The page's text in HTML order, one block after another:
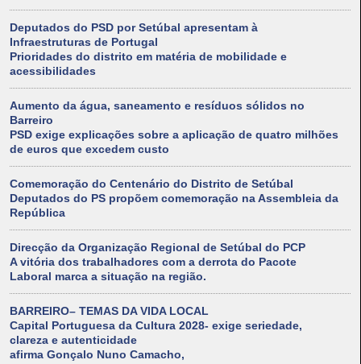
Deputados do PSD por Setúbal apresentam à
Infraestruturas de Portugal
Prioridades do distrito em matéria de mobilidade e
acessibilidades
Aumento da água, saneamento e resíduos sólidos no
Barreiro
PSD exige explicações sobre a aplicação de quatro milhões
de euros que excedem custo
Comemoração do Centenário do Distrito de Setúbal
Deputados do PS propõem comemoração na Assembleia da
República
Direcção da Organização Regional de Setúbal do PCP
A vitória dos trabalhadores com a derrota do Pacote
Laboral marca a situação na região.
BARREIRO– TEMAS DA VIDA LOCAL
Capital Portuguesa da Cultura 2028- exige seriedade,
clareza e autenticidade
afirma Gonçalo Nuno Camacho,